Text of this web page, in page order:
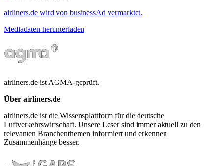
airliners.de wird von businessAd vermarktet.
Mediadaten herunterladen
airliners.de ist AGMA-geprüft.
Über airliners.de
airliners.de ist die Wissensplattform für die deutsche
Luftverkehrswirtschaft. Unsere Leser sind immer aktuell zu den
relevanten Branchenthemen informiert und erkennen
Zusammenhänge besser.